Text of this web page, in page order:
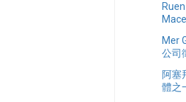
Mer
公司
阿塞
體之